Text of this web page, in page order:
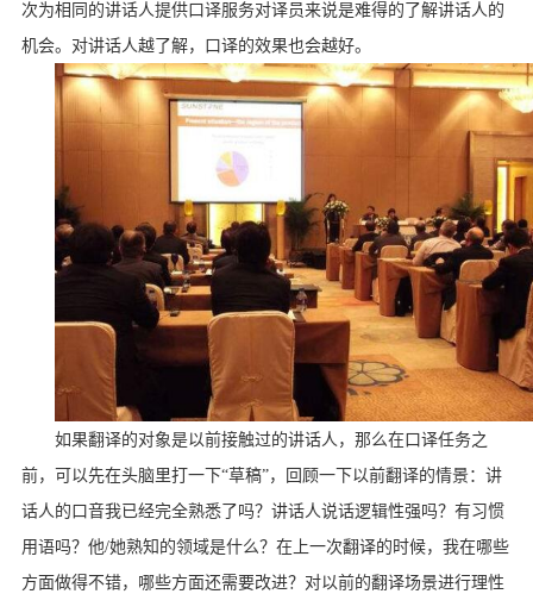
次为相同的讲话人提供口译服务对译员来说是难得的了解讲话人的
机会。对讲话人越了解，口译的效果也会越好。
如果翻译的对象是以前接触过的讲话人，那么在口译任务之
前，可以先在头脑里打一下“草稿”，回顾一下以前翻译的情景：讲
话人的口音我已经完全熟悉了吗？讲话人说话逻辑性强吗？有习惯
用语吗？他/她熟知的领域是什么？在上一次翻译的时候，我在哪些
方面做得不错，哪些方面还需要改进？对以前的翻译场景进行理性